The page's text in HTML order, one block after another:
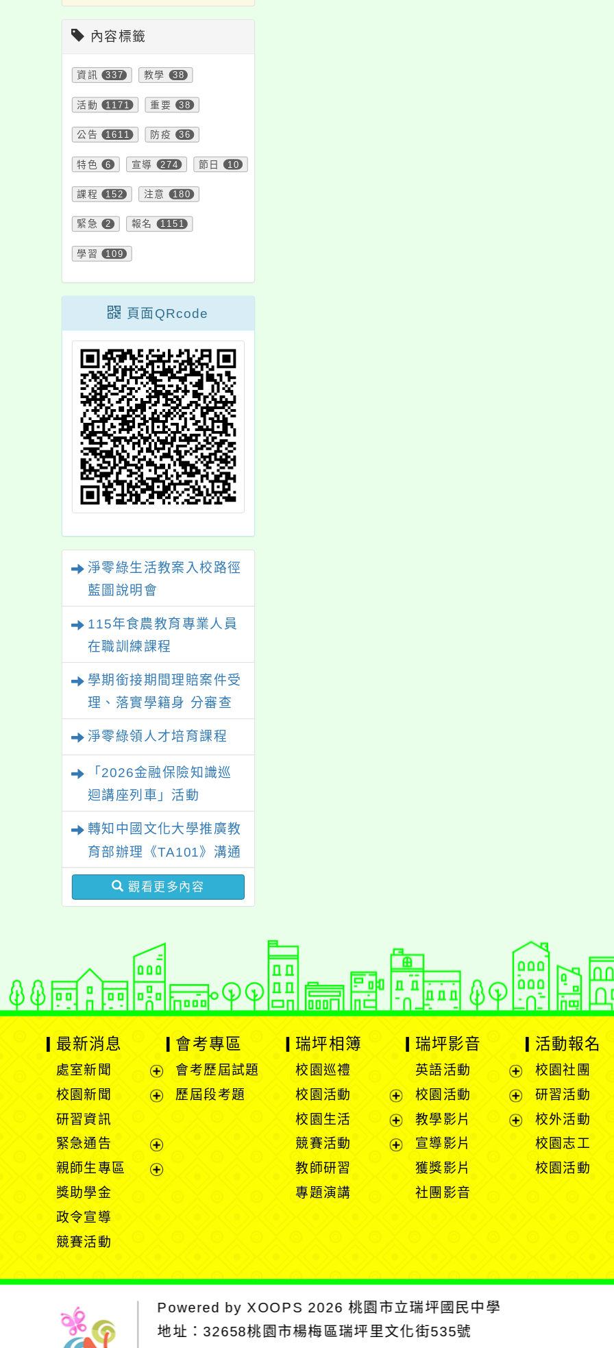
內容標籤
資訊 337 教學 38
活動 1171 重要 38
公告 1611 防疫 36
特色 6 宣導 274 節日 10
課程 152 注意 180
緊急 2 報名 1151
學習 109
頁面QRcode
淨零綠生活教案入校路徑
藍圖說明會
115年食農教育專業人員
在職訓練課程
學期銜接期間理賠案件受
理、落實學籍身 分審查
程序及理賠申請書改版
淨零綠領人才培育課程
「2026金融保險知識巡
迴講座列車」活動
轉知中國文化大學推廣教
育部辦理《TA101》溝通
分析基礎認證課程，歡迎
學生輔導中心人員，以及
作等相關系所師生報名參
加。
觀看更多內容
最新消息
處室新聞
展
開
單
校園新聞
選
單
研習資訊
緊急通告
展
親師生專區
獎助學金
政令宣導
競賽活動
會考專區
會考歷屆試題
歷屆段考題
瑞坪相簿
校園巡禮
校園活動
展
選
校園生活
展
競賽活動
教師研習
專題演講
瑞坪影音
英語活動
展
開
選
校園活動
展
開
教學影片
宣導影片
獲獎影片
社團影音
活動報名
校園社團
研習活動
校外活動
校園志工
校園活動
Powered byXOOPS 2026桃園市立瑞坪國民中學
地址： 32658桃園市楊梅區瑞坪里文化街535號